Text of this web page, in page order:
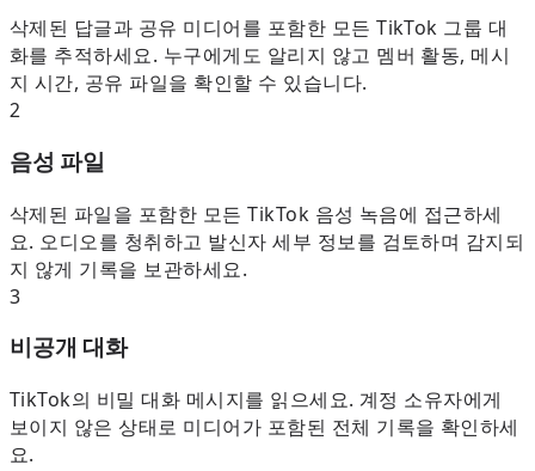
삭제된 답글과 공유 미디어를 포함한 모든 TikTok 그룹 대
화를 추적하세요. 누구에게도 알리지 않고 멤버 활동, 메시
지 시간, 공유 파일을 확인할 수 있습니다.
2
음성 파일
삭제된 파일을 포함한 모든 TikTok 음성 녹음에 접근하세
요. 오디오를 청취하고 발신자 세부 정보를 검토하며 감지되
지 않게 기록을 보관하세요.
3
비공개 대화
TikTok의 비밀 대화 메시지를 읽으세요. 계정 소유자에게
보이지 않은 상태로 미디어가 포함된 전체 기록을 확인하세
요.